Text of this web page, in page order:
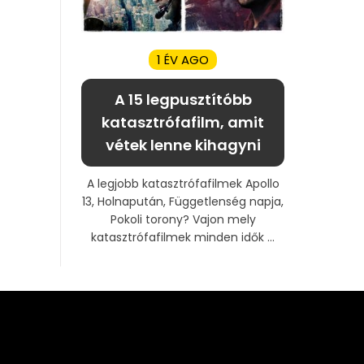
1 ÉV AGO
A 15 legpusztítóbb
katasztrófafilm, amit
vétek lenne kihagyni
A legjobb katasztrófafilmek Apollo
13, Holnapután, Függetlenség napja,
Pokoli torony? Vajon mely
katasztrófafilmek minden idők ...